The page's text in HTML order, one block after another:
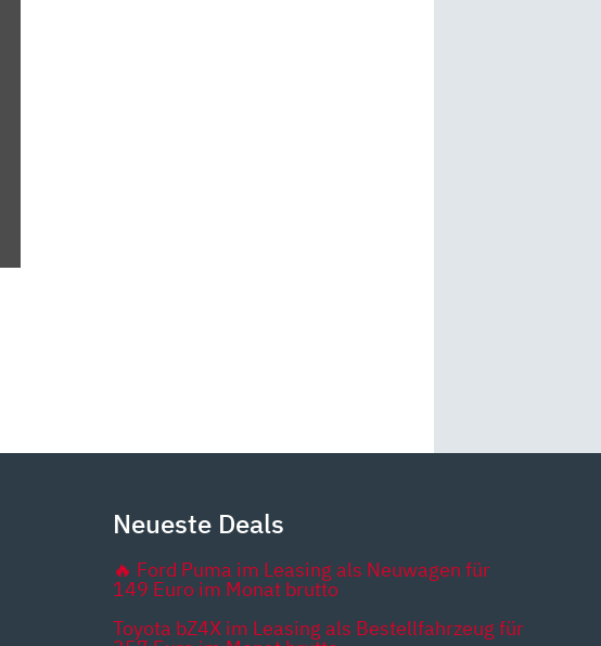
Neueste Deals
🔥 Ford Puma im Leasing als Neuwagen für
149 Euro im Monat brutto
Toyota bZ4X im Leasing als Bestellfahrzeug für